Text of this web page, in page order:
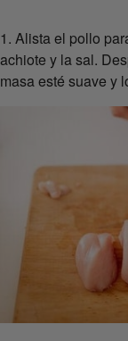
1. Alista el pollo
achiote y la sal.
masa esté suave y